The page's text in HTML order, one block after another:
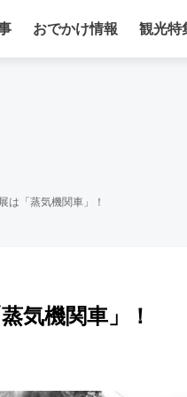
おでかけ情報 観光特
は「蒸気機関車」！
気機関車」！